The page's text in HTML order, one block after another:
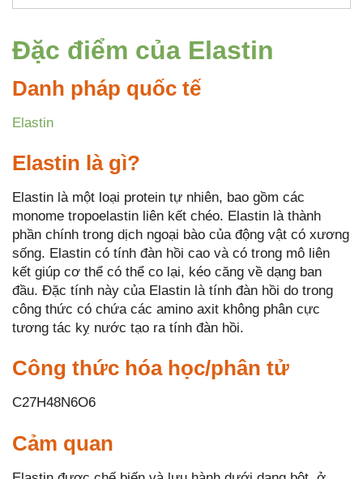
Đặc điểm của Elastin
Danh pháp quốc tế
Elastin
Elastin là gì?
Elastin là một loại protein tự nhiên, bao gồm các
monome tropoelastin liên kết chéo. Elastin là thành
phần chính trong dịch ngoại bào của động vật có xương
sống. Elastin có tính đàn hồi cao và có trong mô liên
kết giúp cơ thể có thể co lại, kéo căng về dạng ban
đầu. Đặc tính này của Elastin là tính đàn hồi do trong
công thức có chứa các amino axit không phân cực
tương tác kỵ nước tạo ra tính đàn hồi.
Công thức hóa học/phân tử
C27H48N6O6
Cảm quan